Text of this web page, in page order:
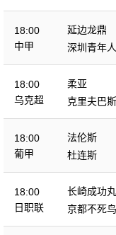
18:00
中甲
延边龙鼎
深圳青年人
18:00
乌克超
柔亚
克里夫巴斯
18:00
葡甲
法伦斯
杜连斯
18:00
日职联
长崎成功丸
京都不死鸟